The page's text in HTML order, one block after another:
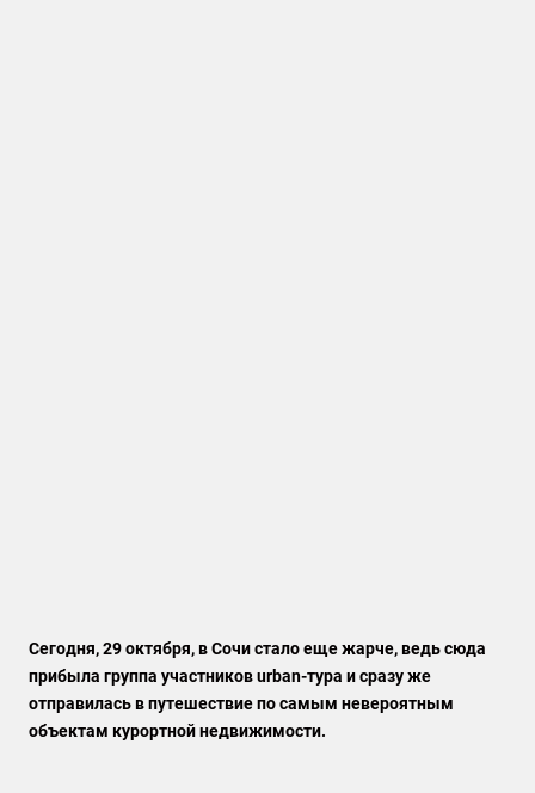
Сегодня, 29 октября, в Сочи стало еще жарче, ведь сюда
прибыла группа участников urban-тура и сразу же
отправилась в путешествие по самым невероятным
объектам курортной недвижимости.